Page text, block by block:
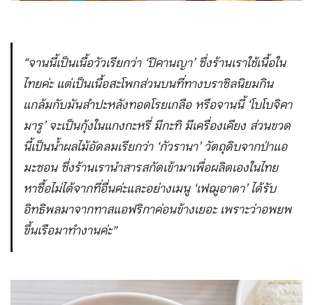
“จานนี้เป็นเนื้อวัวเรียกว่า ‘ปิคานญา’ ซึ่งร้านเราใช้เนื้อใน
ไทยค่ะ แต่เป็นเนื้อสะโพกส่วนบนที่ทางบราซิลนิยมกิน
แกล้มกับมันสำปะหลังทอดโรยเกลือ หรือจานนี้ ‘โบโบจิคา
มารู’ จะเป็นกุ้งในแกงกะหรี่ มีกะทิ มีเครื่องเคียง ส่วนขวด
นี้เป็นน้ำผลไม้อัดลมเรียกว่า ‘กัวรานา’ วัตถุดิบจากป่าแอ
มะซอน ซึ่งร้านเรานำสารสกัดเข้ามาเพื่อผลิตเองในไทย
หาซื้อไม่ได้จากที่อื่นค่ะและอย่างเมนู ‘เฟฌูอาดา’ ได้รับ
อิทธิพลมาจากทาสแอฟริกาค่อนข้างเยอะ เพราะว่าอพยพ
ขึ้นเรือมาทำงานค่ะ”